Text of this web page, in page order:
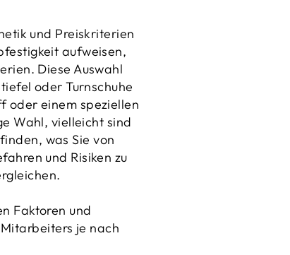
und Preiskriterien
aufweisen,
Diese Auswahl
oder Turnschuhe
oder einem speziellen
Wahl, vielleicht sind
was Sie von
und Risiken zu
Faktoren und
je nach